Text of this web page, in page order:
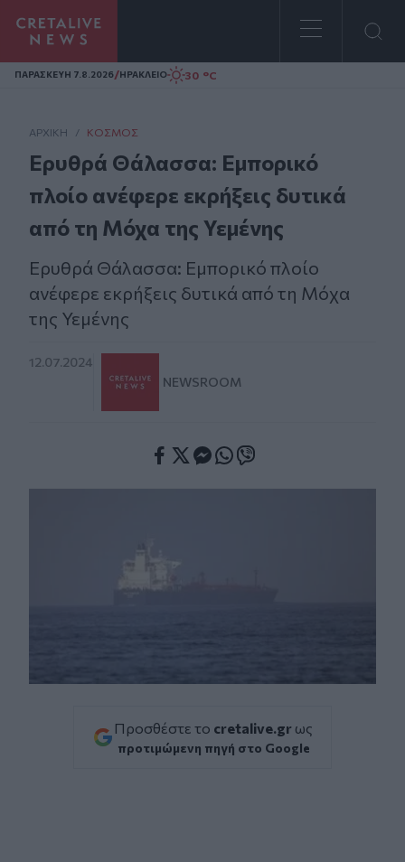
Homepage
ΠΑΡΑΣΚΕΥΗ 7.8.2026/ΗΡΑΚΛΕΙΟ 30 °C
ΑΡΧΙΚΗ / ΚΌΣΜΟΣ
Ερυθρά Θάλασσα: Εμπορικό
πλοίο ανέφερε εκρήξεις δυτικά
από τη Μόχα της Υεμένης
Ερυθρά Θάλασσα: Εμπορικό πλοίο
ανέφερε εκρήξεις δυτικά από τη Μόχα
της Υεμένης
12.07.2024
NEWSROOM
Προσθέστε το cretalive.gr ως
προτιμώμενη πηγή στο Google